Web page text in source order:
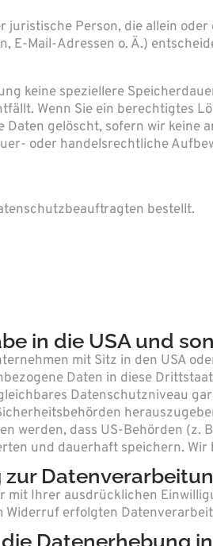
Person, die allein
E-Mail-Adressen o. Ä.)
keine speziellere
Wenn Sie ein berechtigtes
gelöscht, sofern wir
oder handelsrechtliche
bestellt.
in die USA und
mit Sitz in den USA
Daten in diese
Datenschutzniveau
werden, dass US-Behörden
und dauerhaft speichern.
Ihrer ausdrücklichen
Widerruf erfolgten
Datenerhebung